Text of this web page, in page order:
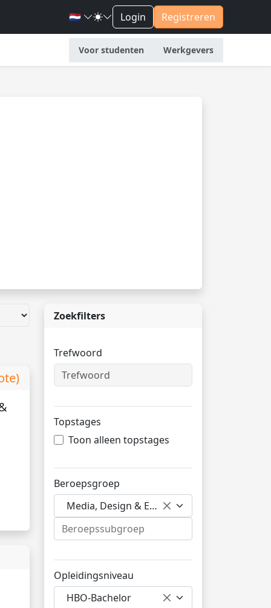
🇳🇱 Login Registreren
Voor studenten Werkgevers
Zoekfilters
Trefwoord
Topstages
Toon alleen topstages
Beroepsgroep
Media, Design & Entertainment
Opleidingsniveau
HBO-Bachelor